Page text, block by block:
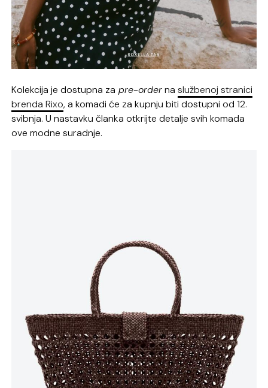
Kolekcija je dostupna za pre-ordernaslužbenoj stranici
brenda Rixo, a komadi će za kupnju biti dostupni od 12.
svibnja. U nastavku članka otkrijte detalje svih komada
ove modne suradnje.